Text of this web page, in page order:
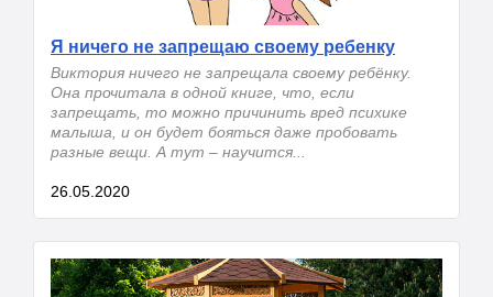
Я ничего не запрещаю своему ребенку
Виктория ничего не запрещала своему ребёнку.
Она прочитала в одной книге, что, если
запрещать, то можно причинить вред психике
малыша, и он будет бояться даже пробовать
разные вещи. А тут – научится...
26.05.2020